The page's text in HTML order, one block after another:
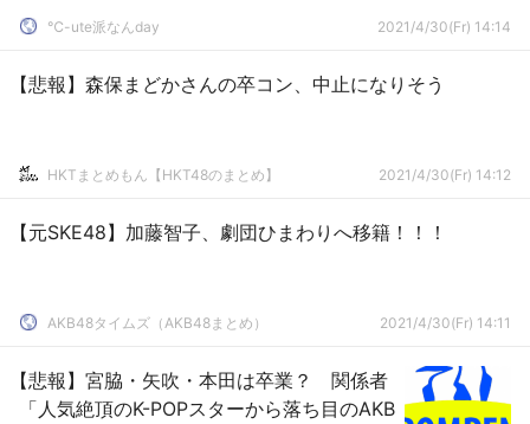
℃-ute派なんday 2021/4/30(Fr) 14:14
【悲報】森保まどかさんの卒コン、中止になりそう
HKTまとめもん【HKT48のまとめ】 2021/4/30(Fr) 14:12
【元SKE48】加藤智子、劇団ひまわりへ移籍！！！
AKB48タイムズ（AKB48まとめ） 2021/4/30(Fr) 14:11
【悲報】宮脇・矢吹・本田は卒業？ 関係者
「人気絶頂のK-POPスターから落ち目のAKB